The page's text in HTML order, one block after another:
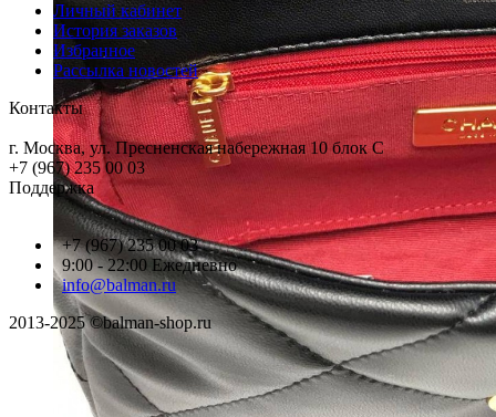
Личный кабинет
История заказов
Избранное
Рассылка новостей
Контакты
г. Москва, ул. Пресненская набережная 10 блок С
+7 (967) 235 00 03
Поддержка
+7 (967) 235 00 03
9:00 - 22:00 Ежедневно
info@balman.ru
2013-2025 ©balman-shop.ru